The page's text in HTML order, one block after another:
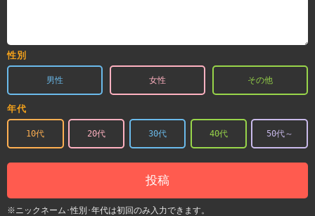
性別
男性 女性 その他
年代
10代 20代 30代 40代 50代～
投稿
※ニックネーム･性別･年代は初回のみ入力できます。